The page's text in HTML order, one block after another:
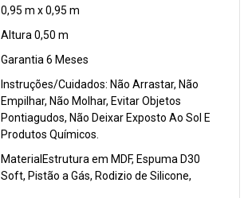
0,95 m x 0,95 m
Altura 0,50 m
Garantia 6 Meses
Instruções/Cuidados: Não Arrastar, Não
Empilhar, Não Molhar, Evitar Objetos
Pontiagudos, Não Deixar Exposto Ao Sol E
Produtos Químicos.
MaterialEstrutura em MDF, Espuma D30
Soft, Pistão a Gás, Rodizio de Silicone,